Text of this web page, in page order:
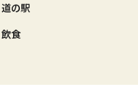
道の駅
飲食